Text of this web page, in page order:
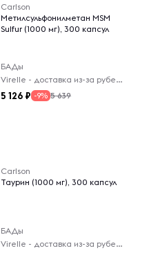
Carlson
Метилсульфонилметан MSM
Sulfur (1000 мг), 300 капсул
БАДы
Virelle - доставка из-за рубежа
5 126 -9% 5 639
Carlson
Таурин (1000 мг), 300 капсул
БАДы
Virelle - доставка из-за рубежа